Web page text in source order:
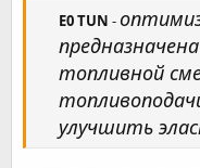
н
и
я
E0 TUN -
топливной
улучшить